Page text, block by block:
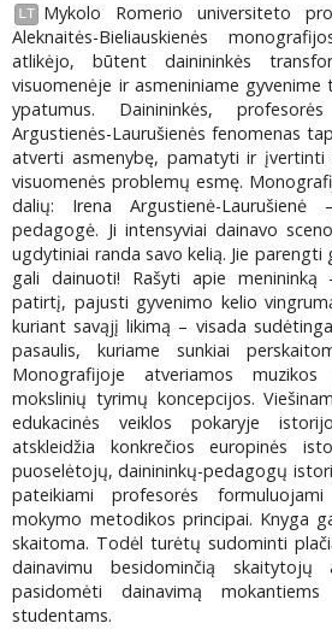
LT
Mykolo Romerio universiteto
Aleknaitės-Bieliauskienės
atlikėjo, būtent dainininkės
visuomenėje ir asmeniniame
ypatumus. Dainininkės,
Argustienės-Laurušienės fenomenas
atverti asmenybę, pamatyti ir
visuomenės problemų esmę.
dalių: Irena Argustienė-
pedagogė. Ji intensyviai dainavo
ugdytiniai randa savo kelią. Jie parengti
gali dainuoti! Rašyti apie
patirtį, pajusti gyvenimo kelio
kuriant savąjį likimą – visada
pasaulis, kuriame sunkiai
Monografijoje atveriamos muzikos
mokslinių tyrimų koncepcijos.
edukacinės veiklos pokaryje
atskleidžia konkrečios europinės
puoselėtojų, dainininkų-pedagogų
pateikiami profesorės
mokymo metodikos principai. Knyga
skaitoma. Todėl turėtų sudominti
dainavimu besidominčią
pasidomėti dainavimą
studentams.